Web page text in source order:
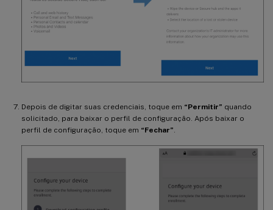
Depois de digitar suas credenciais, toque em “Permitir” quando
solicitado, para baixar o perfil de configuração. Após baixar o
perfil de configuração, toque em “Fechar”